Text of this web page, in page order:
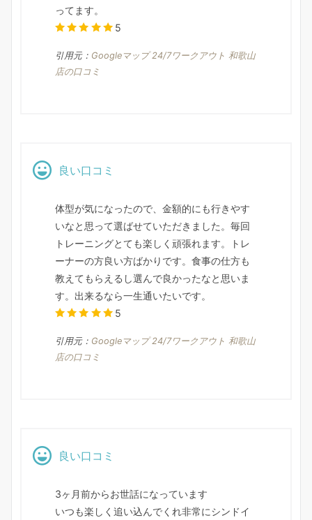
ってます。
5
引用元： Googleマップ 24/7ワークアウト 和歌山
店の口コミ
良い口コミ
体型が気になったので、金額的にも行きやす
いなと思って選ばせていただきました。毎回
トレーニングとても楽しく頑張れます。トレ
ーナーの方良い方ばかりです。食事の仕方も
教えてもらえるし選んで良かったなと思いま
す。出来るなら一生通いたいです。
5
引用元： Googleマップ 24/7ワークアウト 和歌山
店の口コミ
良い口コミ
3ヶ月前からお世話になっています
いつも楽しく追い込んでくれ非常にシンドイ